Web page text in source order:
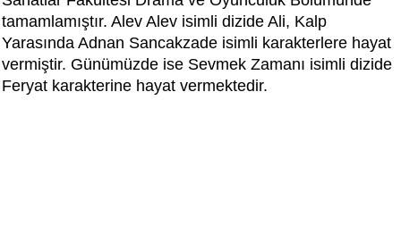
tamamlamıştır. Alev Alev isimli dizide Ali, Kalp
Yarasında Adnan Sancakzade isimli karakterlere hayat
vermiştir. Günümüzde ise Sevmek Zamanı isimli dizide
Feryat karakterine hayat vermektedir.